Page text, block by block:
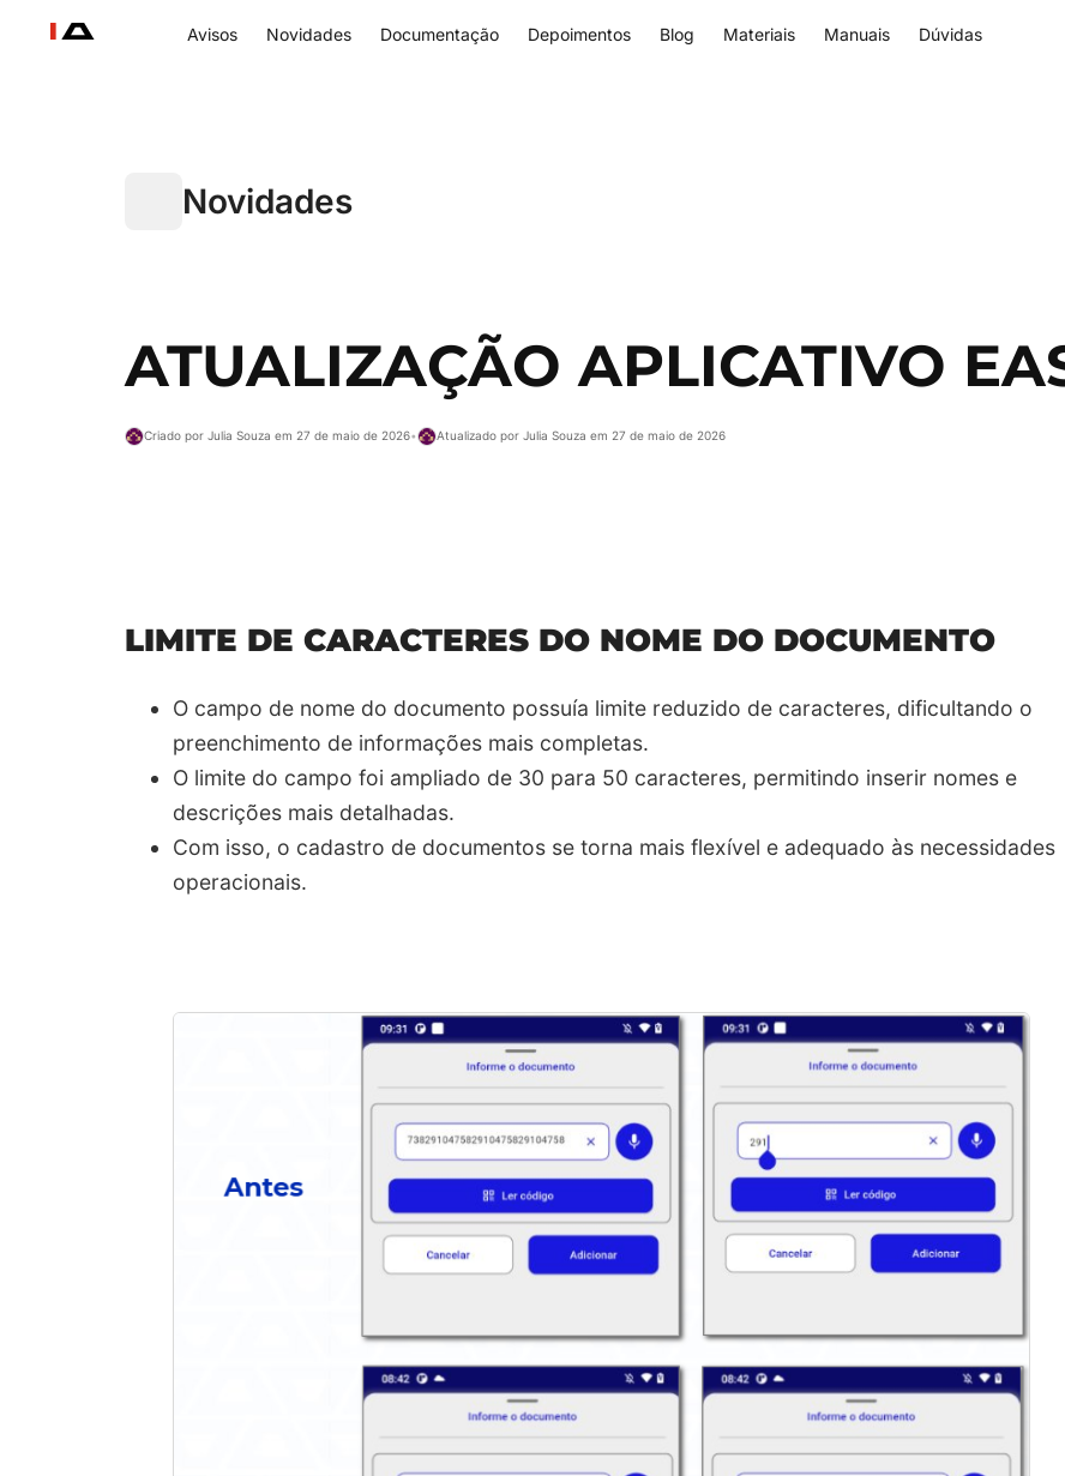
Avisos Novidades Documentação Depoimentos Blog Materiais Manuais Dúvidas
Novidades
ATUALIZAÇÃO APLICATIVO
Criado por Julia Souza em 27 de maio de 2026• Atualizado por Julia Souza em 27 de maio de 2026
LIMITE DE CARACTERES DO NOME DO DOCUMENTO
O campo de nome do documento possuía limite reduzido de caracteres, dificultando o
preenchimento de informações mais completas.​
O limite do campo foi ampliado de 30 para 50 caracteres, permitindo inserir nomes e
descrições mais detalhadas.​
Com isso, o cadastro de documentos se torna mais flexível e adequado às necessidades
operacionais.​